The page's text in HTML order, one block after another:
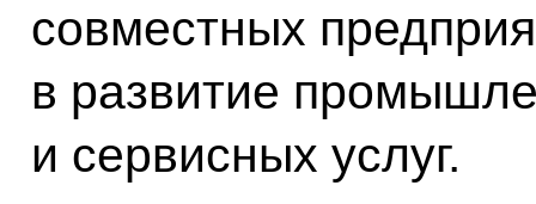
совместных
в развитие
и сервисных услуг.